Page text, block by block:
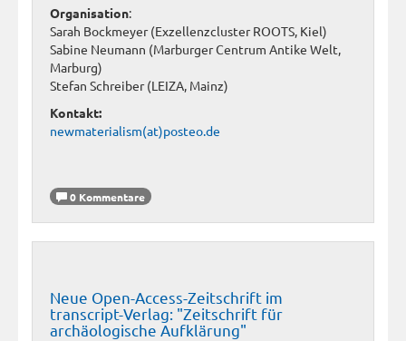
Organisation:
Sarah Bockmeyer (Exzellenzcluster ROOTS, Kiel)
Sabine Neumann (Marburger Centrum Antike Welt,
Marburg)
Stefan Schreiber (LEIZA, Mainz)
Kontakt:
newmaterialism(at)posteo.de
0 Kommentare
Neue Open-Access-Zeitschrift im
transcript-Verlag: "Zeitschrift für
archäologische Aufklärung"